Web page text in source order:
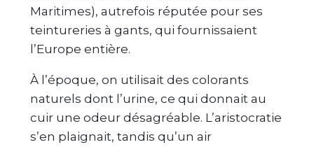
Maritimes), autrefois réputée pour ses
teintureries à gants, qui fournissaient
l’Europe entière.
À l’époque, on utilisait des colorants
naturels dont l’urine, ce qui donnait au
cuir une odeur désagréable. L’aristocratie
s’en plaignait, tandis qu’un air